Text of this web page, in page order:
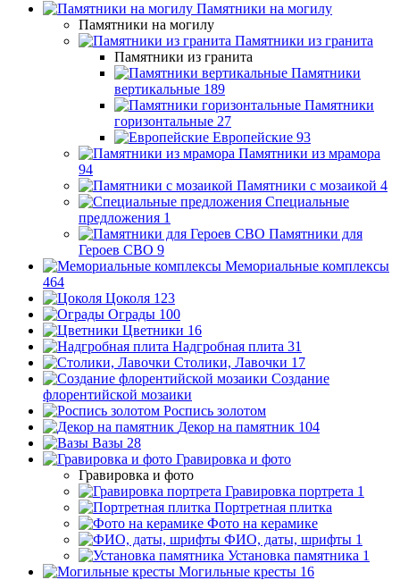
Памятники на могилу
Памятники на могилу
Памятники из гранита
Памятники из гранита
Памятники
вертикальные 189
Памятники
горизонтальные 27
Европейские 93
Памятники из мрамора
94
Памятники с мозаикой 4
Специальные
предложения 1
Памятники для
Героев СВО 9
Мемориальные комплексы
464
Цоколя 123
Ограды 100
Цветники 16
Надгробная плита 31
Столики, Лавочки 17
Создание
флорентийской мозаики
Роспись золотом
Декор на памятник 104
Вазы 28
Гравировка и фото
Гравировка и фото
Гравировка портрета 1
Портретная плитка
Фото на керамике
ФИО, даты, шрифты 1
Установка памятника 1
Могильные кресты 16